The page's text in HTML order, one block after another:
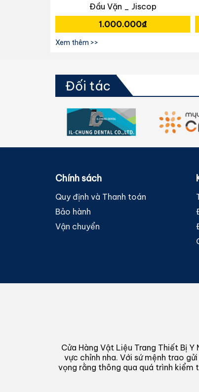
Đầu Vặn _ Jiscop
1.000.000₫
Xem thêm >>
Đối tác
Chính sách
Quy định và Thanh toán
Bảo hành
Vận chuyển
Cửa Hàng Vật Liệu Trang Thiết Bị
vực chỉnh nha. Với sứ mệnh trao
vọng rằng thông qua quá trình kiểm